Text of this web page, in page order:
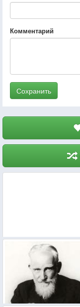
Комментарий
Сохранить